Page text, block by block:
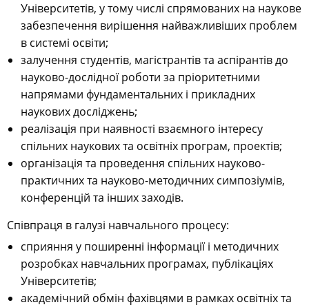
Університетів, у тому числі спрямованих на наукове
забезпечення вирішення найважливіших проблем
в системі освіти;
залучення студентів, магістрантів та аспірантів до
науково-дослідної роботи за пріоритетними
напрямами фундаментальних і прикладних
наукових досліджень;
реалізація при наявності взаємного інтересу
спільних наукових та освітніх програм, проектів;
організація та проведення спільних науково-
практичних та науково-методичних симпозіумів,
конференцій та інших заходів.
Співпраця в галузі навчального процесу:
сприяння у поширенні інформації і методичних
розробках навчальних програмах, публікаціях
Університетів;
академічний обмін фахівцями в рамках освітніх та